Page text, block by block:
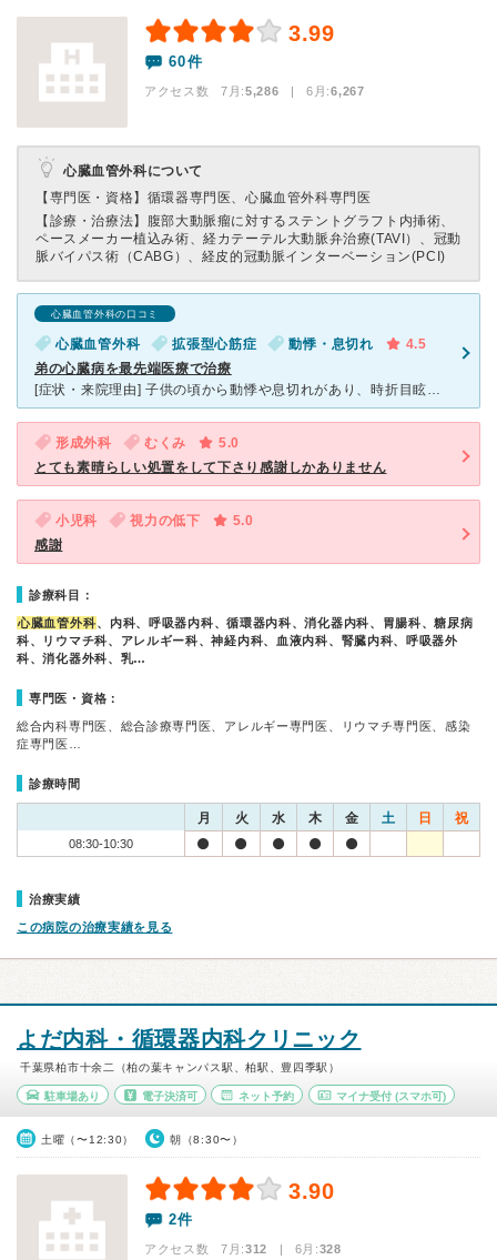
3.99
60件
アクセス数 7月:5,286 | 6月:6,267
心臓血管外科について
【専門医・資格】 循環器専門医、心臓血管外科専門医
【診療・治療法】
腹部大動脈瘤に対するステントグラフト内挿術、
ペースメーカー植込み術、経カテーテル大動脈弁治療(TAVI）、冠動
脈バイパス術（CABG）、経皮的冠動脈インターベーション(PCI)
心臓血管外科の口コミ
心臓血管外科 拡張型心筋症 動悸・息切れ
4.5
弟の心臓病を最先端医療で治療
[症状・来院理由] 子供の頃から動悸や息切れがあり、時折目眩で倒れたりしていた弟。心電図がおかしいと高校生頃から言われ始め、 結婚前に精密検査をしてみた方がいいと紹介されてこちらの病院へ来院しまし
形成外科 むくみ
5.0
とても素晴らしい処置をして下さり感謝しかありません
小児科 視力の低下
5.0
感謝
診療科目：
心臓血管外科、内科、呼吸器内科、循環器内科、消化器内科、胃腸科、糖尿病
科、リウマチ科、アレルギー科、神経内科、血液内科、腎臓内科、呼吸器外
科、消化器外科、乳…
専門医・資格：
総合内科専門医、総合診療専門医、アレルギー専門医、リウマチ専門医、感染
症専門医…
診療時間
月 火 水 木 金 土 日 祝
08:30-10:30
治療実績
この病院の治療実績を見る
よだ内科・循環器内科クリニック
千葉県柏市十余二（柏の葉キャンパス駅、柏駅、豊四季駅）
駐車場あり 電子決済可 ネット予約 マイナ受付 (スマホ可)
土曜（〜12:30） 朝（8:30〜）
3.90
2件
アクセス数 7月:312 | 6月:328